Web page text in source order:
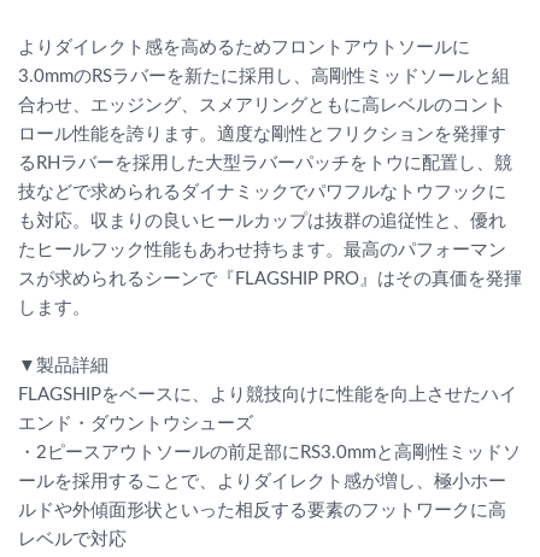
よりダイレクト感を高めるためフロントアウトソールに
3.0mmのRSラバーを新たに採用し、高剛性ミッドソールと組
合わせ、エッジング、スメアリングともに高レベルのコント
ロール性能を誇ります。適度な剛性とフリクションを発揮す
るRHラバーを採用した大型ラバーパッチをトウに配置し、競
技などで求められるダイナミックでパワフルなトウフックに
も対応。収まりの良いヒールカップは抜群の追従性と、優れ
たヒールフック性能もあわせ持ちます。最高のパフォーマン
スが求められるシーンで『FLAGSHIP PRO』はその真価を発揮
します。
▼製品詳細
FLAGSHIPをベースに、より競技向けに性能を向上させたハイ
エンド・ダウントウシューズ
・2ピースアウトソールの前足部にRS3.0mmと高剛性ミッドソ
ールを採用することで、よりダイレクト感が増し、極小ホー
ルドや外傾面形状といった相反する要素のフットワークに高
レベルで対応